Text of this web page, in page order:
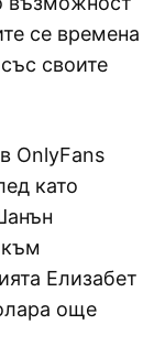
се времена
своите
OnlyFans
като
Елизабет
още